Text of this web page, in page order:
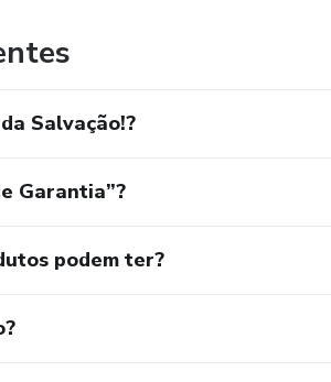
Salvação!?
Garantia”?
podem ter?